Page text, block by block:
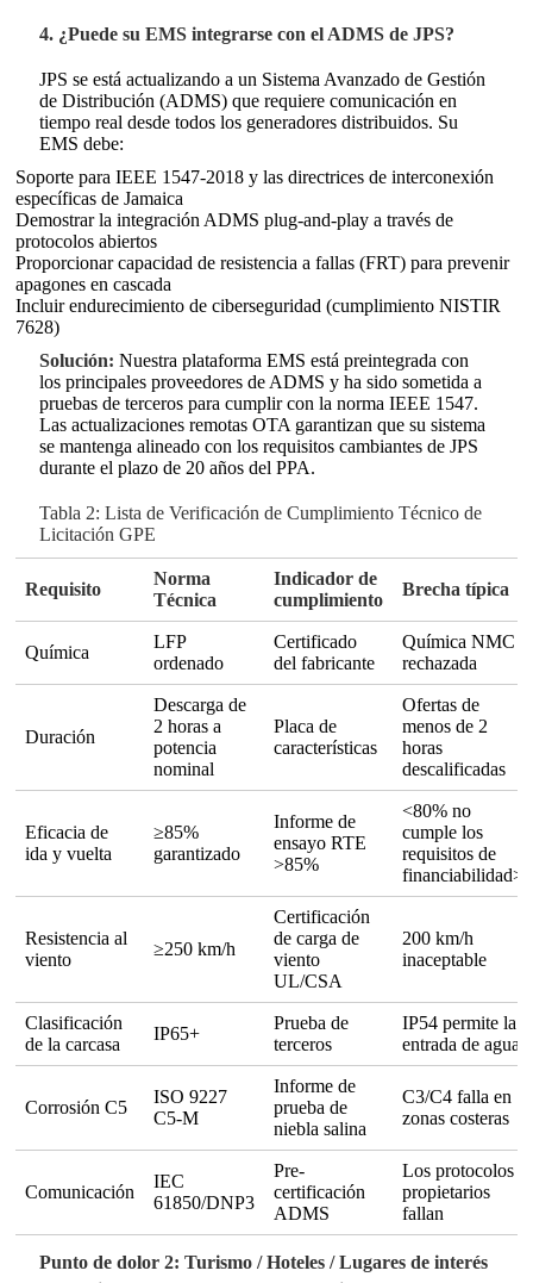
4. ¿Puede su EMS integrarse con el ADMS de JPS?
JPS se está actualizando a un Sistema Avanzado de Gestión
de Distribución (ADMS) que requiere comunicación en
tiempo real desde todos los generadores distribuidos. Su
EMS debe:
Soporte para IEEE 1547-2018 y las directrices de interconexión
específicas de Jamaica
Demostrar la integración ADMS plug-and-play a través de
protocolos abiertos
Proporcionar capacidad de resistencia a fallas (FRT) para prevenir
apagones en cascada
Incluir endurecimiento de ciberseguridad (cumplimiento NISTIR
7628)
Solución: Nuestra plataforma EMS está preintegrada con
los principales proveedores de ADMS y ha sido sometida a
pruebas de terceros para cumplir con la norma IEEE 1547.
Las actualizaciones remotas OTA garantizan que su sistema
se mantenga alineado con los requisitos cambiantes de JPS
durante el plazo de 20 años del PPA.
Tabla 2: Lista de Verificación de Cumplimiento Técnico de
Licitación GPE
Requisito
Norma
Técnica
Indicador de
cumplimiento
Brecha típica
Química
LFP
ordenado
Certificado
del fabricante
Química NMC
rechazada
Duración
Descarga de
2 horas a
potencia
nominal
Placa de
características
Ofertas de
menos de 2
horas
descalificadas
Eficacia de
ida y vuelta
≥85%
garantizado
Informe de
ensayo RTE
>85%
<80% no
cumple los
requisitos de
financiabilidad>
Resistencia al
viento
≥250 km/h
Certificación
de carga de
viento
UL/CSA
200 km/h
inaceptable
Clasificación
de la carcasa
IP65+
Prueba de
terceros
IP54 permite la
entrada de agua
Corrosión C5
ISO 9227
C5-M
Informe de
prueba de
niebla salina
C3/C4 falla en
zonas costeras
Comunicación
IEC
61850/DNP3
Pre-
certificación
ADMS
Los protocolos
propietarios
fallan
Punto de dolor 2: Turismo / Hoteles / Lugares de interés